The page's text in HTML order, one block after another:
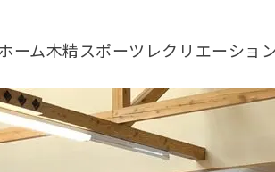
ーム木精スポーツレクリエーショ